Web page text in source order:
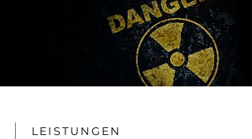
LEISTUNGEN